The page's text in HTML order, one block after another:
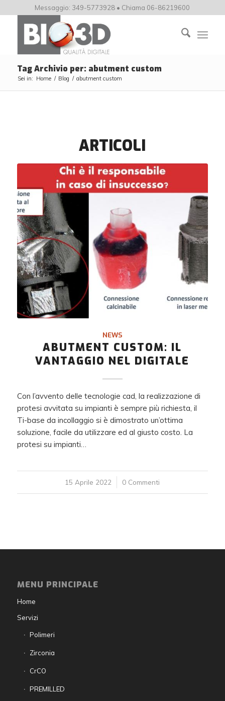
Messaggio: 349-5773928 • Chiama 06-86219600
Tag Archivio per: abutment custom
Sei in: Home / Blog / abutment custom
ARTICOLI
NEWS
ABUTMENT CUSTOM: IL
VANTAGGIO NEL DIGITALE
Con l’avvento delle tecnologie cad, la realizzazione di
protesi avvitata su impianti è sempre più richiesta, il
Ti-base da incollaggio si è dimostrato un’ottima
soluzione, facile da utilizzare ed al giusto costo. La
protesi su impianti…
15 Aprile 2022
/ 0 Commenti
MENU PRINCIPALE
Home
Servizi
Polimeri
Zirconia
CrCO
PREMILLED